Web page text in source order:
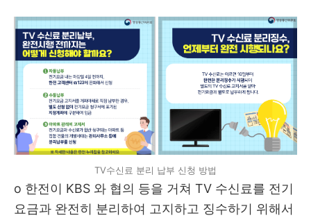
TV수신료 분리 납부 신청 방법
o 한전이 KBS 와 협의 등을 거쳐 TV 수신료를 전기
요금과 완전히 분리하여 고지하고 징수하기 위해서